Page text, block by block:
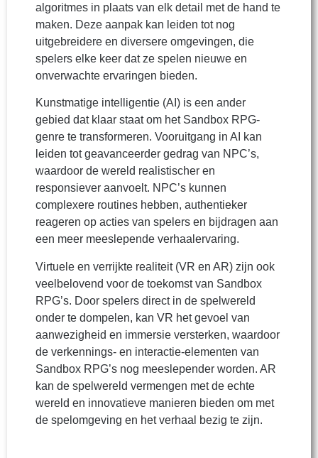
algoritmes in plaats van elk detail met de hand te
maken. Deze aanpak kan leiden tot nog
uitgebreidere en diversere omgevingen, die
spelers elke keer dat ze spelen nieuwe en
onverwachte ervaringen bieden.
Kunstmatige intelligentie (AI) is een ander
gebied dat klaar staat om het Sandbox RPG-
genre te transformeren. Vooruitgang in AI kan
leiden tot geavanceerder gedrag van NPC’s,
waardoor de wereld realistischer en
responsiever aanvoelt. NPC’s kunnen
complexere routines hebben, authentieker
reageren op acties van spelers en bijdragen aan
een meer meeslepende verhaalervaring.
Virtuele en verrijkte realiteit (VR en AR) zijn ook
veelbelovend voor de toekomst van Sandbox
RPG’s. Door spelers direct in de spelwereld
onder te dompelen, kan VR het gevoel van
aanwezigheid en immersie versterken, waardoor
de verkennings- en interactie-elementen van
Sandbox RPG’s nog meeslepender worden. AR
kan de spelwereld vermengen met de echte
wereld en innovatieve manieren bieden om met
de spelomgeving en het verhaal bezig te zijn.